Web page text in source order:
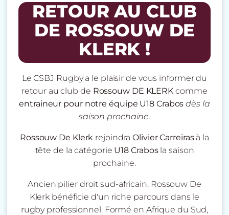
RETOUR AU CLUB
DE ROSSOUW DE
KLERK !
Le CSBJ Rugby a le plaisir de vous informer du
retour au club de Rossouw DE KLERK comme
entraineur pour notre équipe U18 Crabos dès la
saison prochaine.
Rossouw De Klerk rejoindraOlivier Carreirasà la
tête de la catégorie U18 Crabos la saison
prochaine.
Ancien pilier droit sud-africain, Rossouw De
Klerk bénéficie d'un riche parcours dans le
rugby professionnel. Formé en Afrique du Sud,